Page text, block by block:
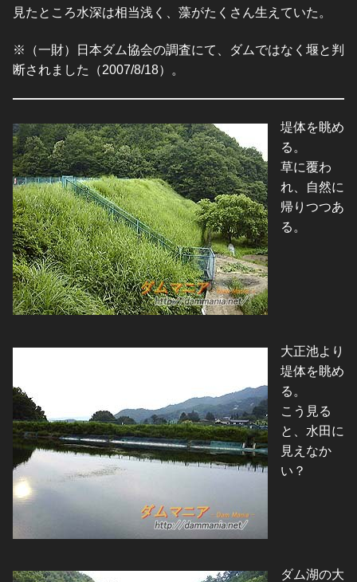
見たところ水深は相当浅く、藻がたくさん生えていた。
※（一財）日本ダム協会の調査にて、ダムではなく堰と判
断されました（2007/8/18）。
堤体を眺め
る。
草に覆わ
れ、自然に
帰りつつあ
る。
大正池より
堤体を眺め
る。
こう見る
と、水田に
見えなか
い？
ダム湖の大